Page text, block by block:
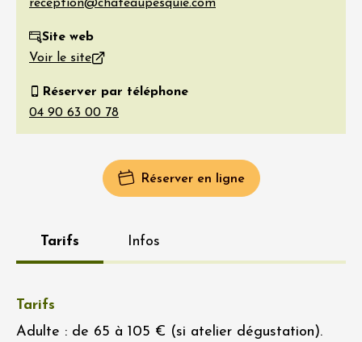
Site web
Voir le site
Réserver par téléphone
Réserver en ligne
Tarifs Infos
Tarifs
Adulte : de 65 à 105 € (si atelier dégustation).